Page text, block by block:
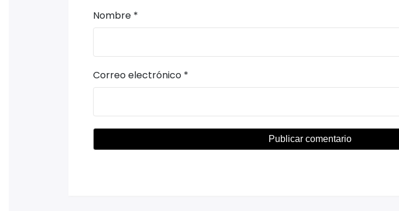
Nombre *
Correo electrónico *